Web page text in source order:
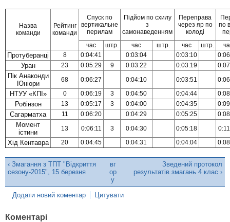
Назва
команди
Рейтинг
команди
Спуск по
вертикальне
перилам
Підйом по схилу
з
самонаведенням
Переправа
через яр по
колоді
по
час
штр. час штр. час штр.
Протуберанці 8 0:04:41 0:03:04 0:03:10
Уран 23 0:05:29 9 0:03:22 0:03:19
Пік Анаконди
Юніори
68 0:06:27 0:04:10 0:03:51
НТУУ «КПІ» 0 0:06:19 3 0:04:50 0:04:44
Робінзон 13 0:05:17 3 0:04:00 0:04:35
Сагарматха 11 0:06:20 0:04:29 0:05:25
Момент
істини
13 0:06:11 3 0:04:30 0:05:18
Хід Кентавра 20 0:04:45 0:04:31 0:04:04
‹ Змагання з ТПТ "Відкриття
сезону-2015", 15 березня
вг
ор
у
Зведений протокол
результатів змагань 4 клас ›
Додати новий коментар Цитувати
Коментарі